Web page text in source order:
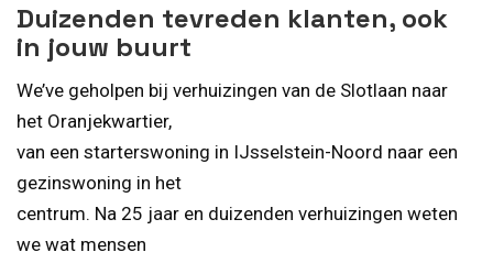
Duizenden tevreden klanten, ook
in jouw buurt
We’ve geholpen bij verhuizingen van de Slotlaan naar
het Oranjekwartier,
van een starterswoning in IJsselstein-Noord naar een
gezinswoning in het
centrum. Na 25 jaar en duizenden verhuizingen weten
we wat mensen